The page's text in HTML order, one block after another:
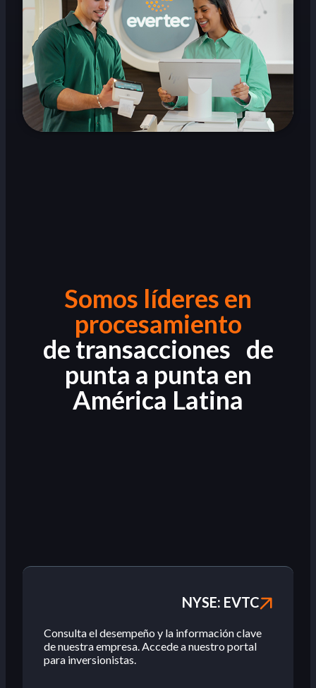
Somos líderes en
procesamiento
de transacciones de
punta a punta en
América Latina
NYSE: EVTC
Consulta el desempeño y la información clave
de nuestra empresa. Accede a nuestro portal
para inversionistas.